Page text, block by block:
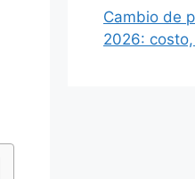
Cambio de
2026: